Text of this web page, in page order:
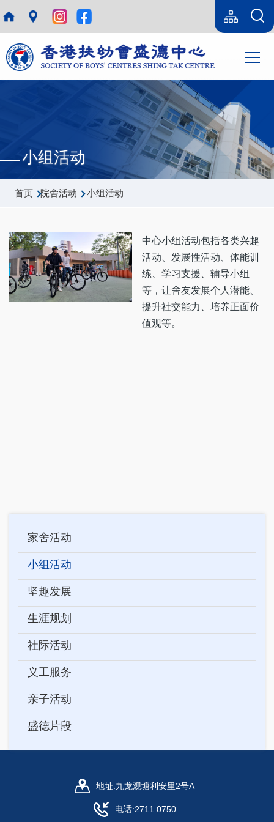
跳转到主要内容
Language
switcher
Sitemap(SC)
导
航
小组活动
面
屑
首页 院舍活动 小组活动
中心小组活动包括各类兴趣
活动、发展性活动、体能训
练、学习支援、辅导小组
等，让舍友发展个人潜能、
提升社交能力、培养正面价
值观等。
navigation
家舍活动
小组活动
坚趣发展
生涯规划
社际活动
义工服务
亲子活动
盛德片段
地址:九龙观塘利安里2号A
电话:2711 0750